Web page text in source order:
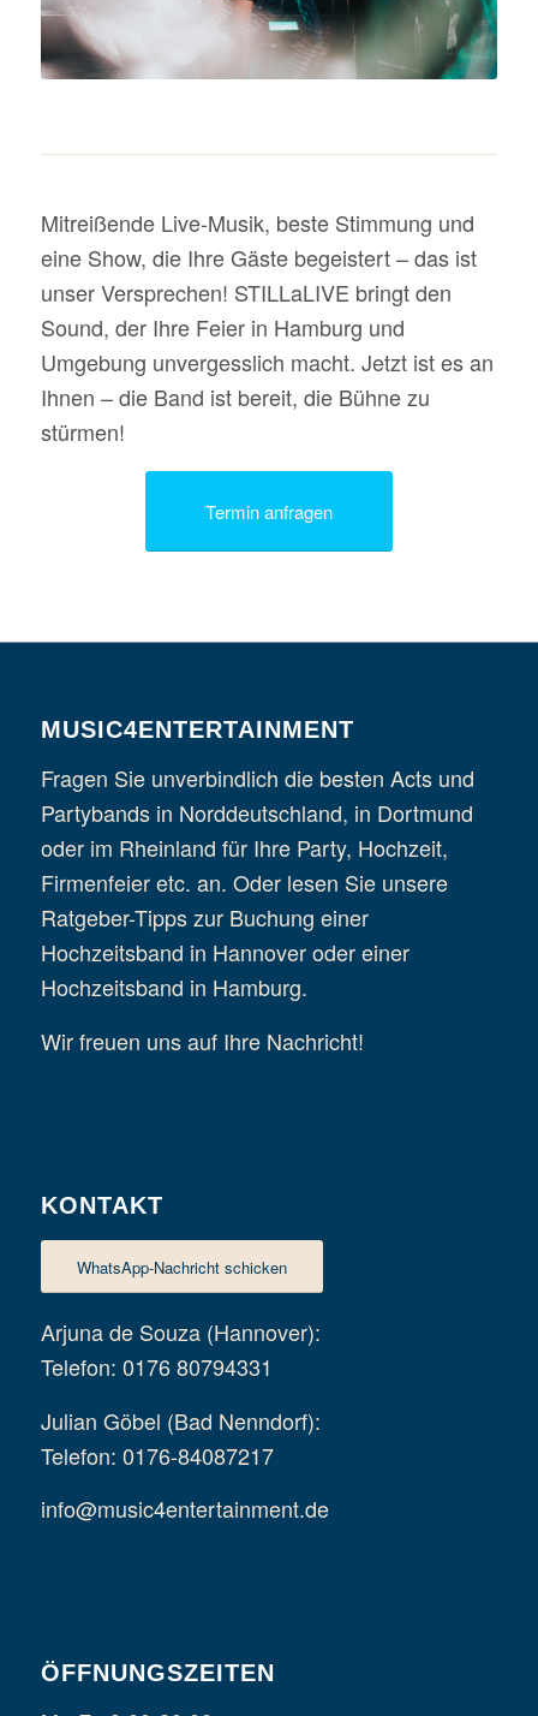
Mitreißende Live-Musik, beste Stimmung und
eine Show, die Ihre Gäste begeistert – das ist
unser Versprechen! STILLaLIVE bringt den
Sound, der Ihre Feier in Hamburg und
Umgebung unvergesslich macht. Jetzt ist es an
Ihnen – die Band ist bereit, die Bühne zu
stürmen!
Termin anfragen
MUSIC4ENTERTAINMENT
Fragen Sie unverbindlich die besten Acts und
Partybands in Norddeutschland, in Dortmund
oder im Rheinland für Ihre Party, Hochzeit,
Firmenfeier etc. an. Oder lesen Sie unsere
Ratgeber-Tipps zur Buchung einer
Hochzeitsband in Hannoveroder einer
Hochzeitsband in Hamburg.
Wir freuen uns auf Ihre Nachricht!
KONTAKT
WhatsApp-Nachricht schicken
Arjuna de Souza (Hannover):
Telefon: 0176 80794331
Julian Göbel (Bad Nenndorf):
Telefon: 0176-84087217
info@music4entertainment.de
ÖFFNUNGSZEITEN